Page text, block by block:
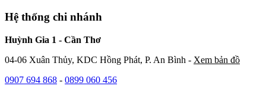
Hệ thống chi nhánh
Huỳnh Gia 1 - Cần Thơ
04-06 Xuân Thủy, KDC Hồng Phát, P. An Bình - Xem bản đồ
0907 694 868 - 0899 060 456